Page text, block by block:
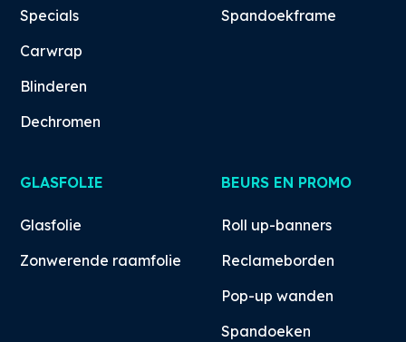
Specials
Carwrap
Blinderen
Dechromen
Spandoekframe
GLASFOLIE
Glasfolie
Zonwerende raamfolie
BEURS EN PROMO
Roll up-banners
Reclameborden
Pop-up wanden
Spandoeken